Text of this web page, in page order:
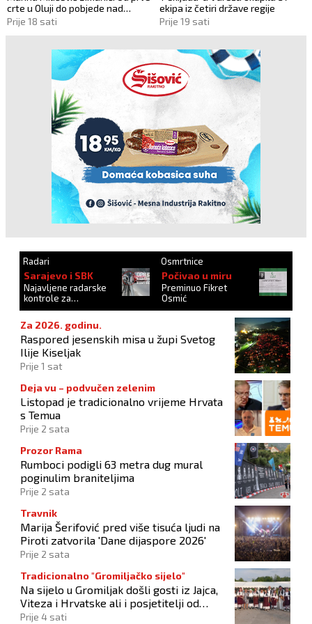
crte u Oluji do pobjede nad
vlastitim „olujama“
Prije 18 sati
ekipa iz četiri države regije
Prije 19 sati
Radari
Sarajevo i SBK
Najavljene radarske
kontrole za
27.10.2024.
Osmrtnice
Počivao u miru
Preminuo Fikret
Osmić
Za 2026. godinu.
Raspored jesenskih misa u župi Svetog
Ilije Kiseljak
Prije 1 sat
Deja vu – podvučen zelenim
Listopad je tradicionalno vrijeme Hrvata
s Temua
Prije 2 sata
Prozor Rama
Rumboci podigli 63 metra dug mural
poginulim braniteljima
Prije 2 sata
Travnik
Marija Šerifović pred više tisuća ljudi na
Piroti zatvorila 'Dane dijaspore 2026'
Prije 2 sata
Tradicionalno "Gromiljačko sijelo"
Na sijelo u Gromiljak došli gosti iz Jajca,
Viteza i Hrvatske ali i posjetitelji od
Austrije do Australije
Prije 4 sati